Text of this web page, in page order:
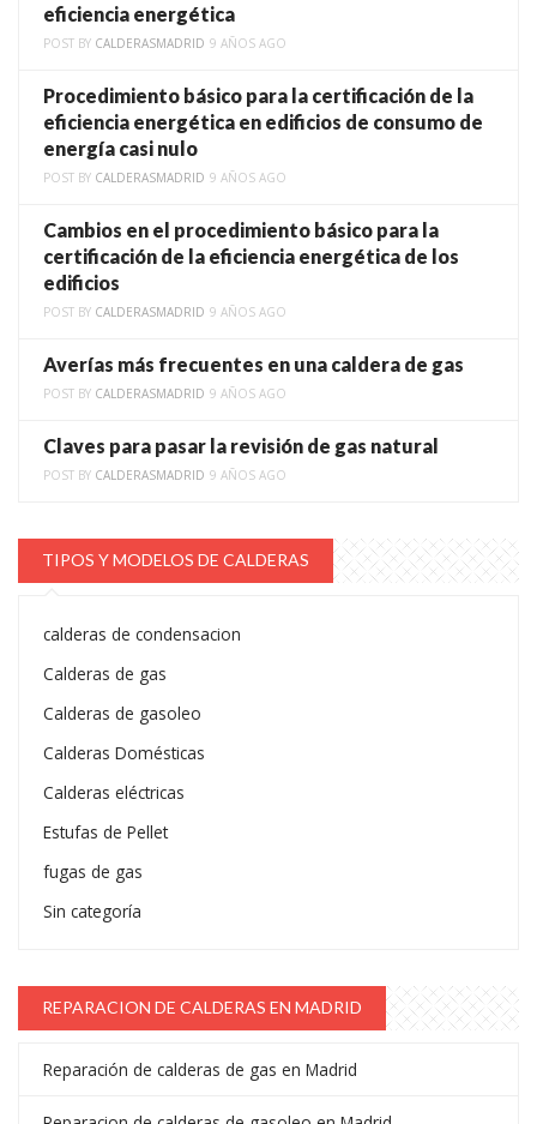
eficiencia energética
POST BY CALDERASMADRID 9 AÑOS AGO
Procedimiento básico para la certificación de la
eficiencia energética en edificios de consumo de
energía casi nulo
POST BY CALDERASMADRID 9 AÑOS AGO
Cambios en el procedimiento básico para la
certificación de la eficiencia energética de los
edificios
POST BY CALDERASMADRID 9 AÑOS AGO
Averías más frecuentes en una caldera de gas
POST BY CALDERASMADRID 9 AÑOS AGO
Claves para pasar la revisión de gas natural
POST BY CALDERASMADRID 9 AÑOS AGO
TIPOS Y MODELOS DE CALDERAS
calderas de condensacion
Calderas de gas
Calderas de gasoleo
Calderas Domésticas
Calderas eléctricas
Estufas de Pellet
fugas de gas
Sin categoría
REPARACION DE CALDERAS EN MADRID
Reparación de calderas de gas en Madrid